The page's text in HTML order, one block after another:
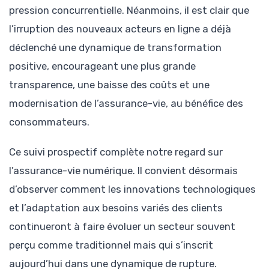
pression concurrentielle. Néanmoins, il est clair que
l’irruption des nouveaux acteurs en ligne a déjà
déclenché une dynamique de transformation
positive, encourageant une plus grande
transparence, une baisse des coûts et une
modernisation de l’assurance-vie, au bénéfice des
consommateurs.
Ce suivi prospectif complète notre regard sur
l’assurance-vie numérique. Il convient désormais
d’observer comment les innovations technologiques
et l’adaptation aux besoins variés des clients
continueront à faire évoluer un secteur souvent
perçu comme traditionnel mais qui s’inscrit
aujourd’hui dans une dynamique de rupture.